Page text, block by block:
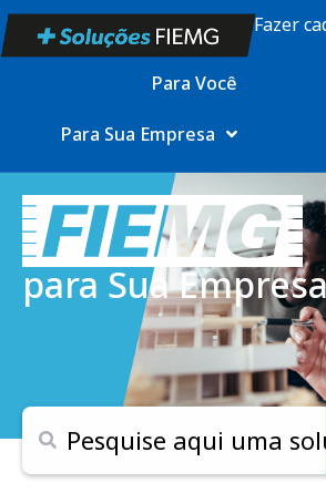
Para Você
Para Sua Empresa
Fazer
para Sua Empresa